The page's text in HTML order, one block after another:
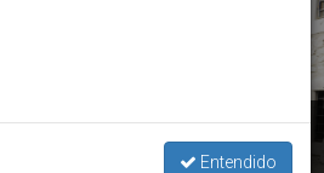
Entendido